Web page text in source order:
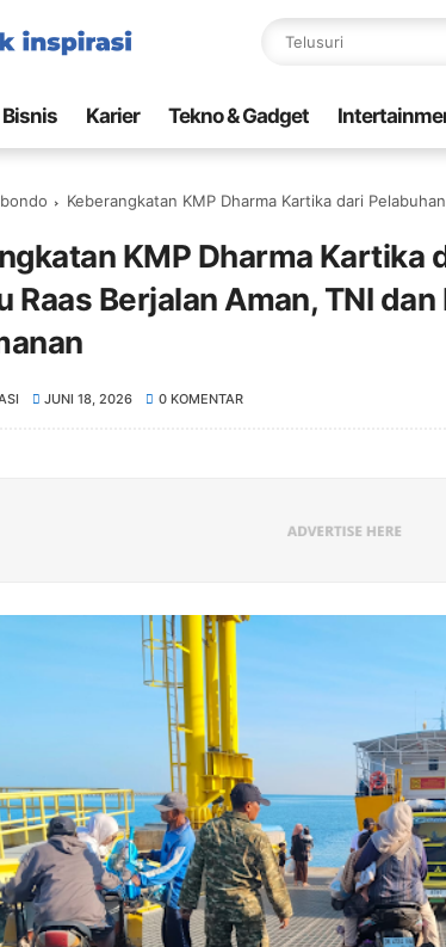
Bisnis Karier Tekno & Gadget
Keberangkatan KMP Dharma Kartika dari Pelabuhan Jangkar ke Pulau
KMP Dharma Kartika
Raas Berjalan Aman, TNI
JUNI 18, 2026 0 KOMENTAR